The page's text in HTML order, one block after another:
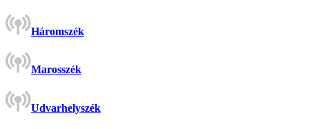
Háromszék
Marosszék
Udvarhelyszék